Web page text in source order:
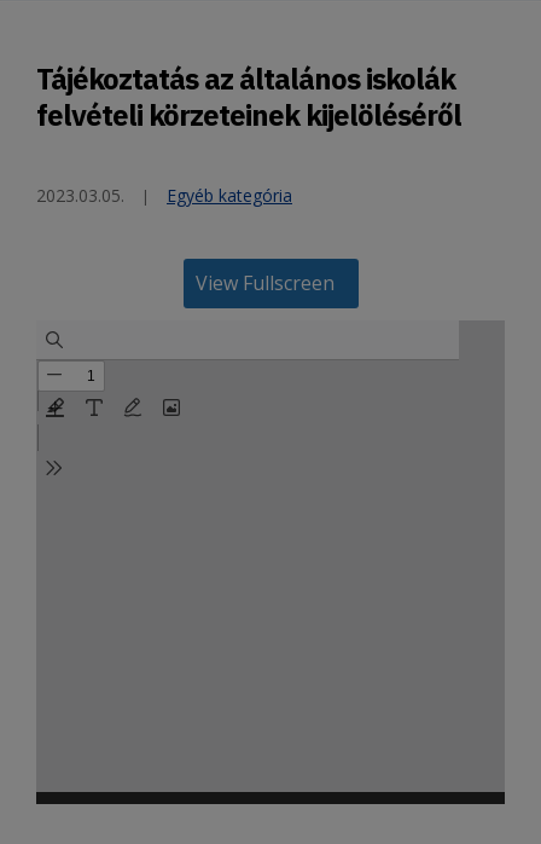
Tájékoztatás az általános iskolák
felvételi körzeteinek kijelöléséről
2023.03.05. Egyéb kategória
View Fullscreen